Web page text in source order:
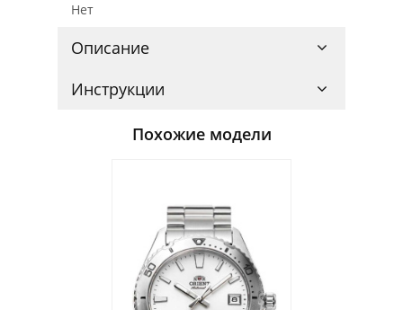
Нет
Описание
Инструкции
Похожие модели